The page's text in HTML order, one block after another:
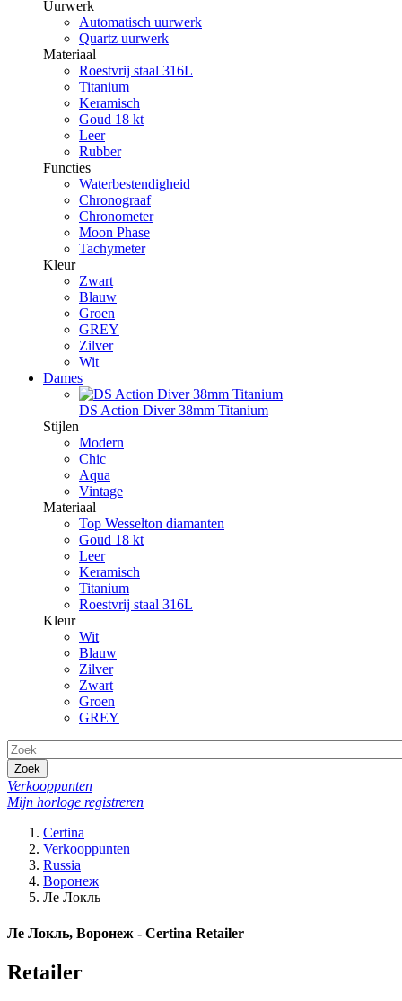
Uurwerk
Automatisch uurwerk
Quartz uurwerk
Materiaal
Roestvrij staal 316L
Titanium
Keramisch
Goud 18 kt
Leer
Rubber
Functies
Waterbestendigheid
Chronograaf
Chronometer
Moon Phase
Tachymeter
Kleur
Zwart
Blauw
Groen
GREY
Zilver
Wit
Dames
DS Action Diver 38mm Titanium
Stijlen
Modern
Chic
Aqua
Vintage
Materiaal
Top Wesselton diamanten
Goud 18 kt
Leer
Keramisch
Titanium
Roestvrij staal 316L
Kleur
Wit
Blauw
Zilver
Zwart
Groen
GREY
Zoek
Verkooppunten
Mijn horloge registreren
Certina
Verkooppunten
Russia
Воронеж
Ле Локль
Ле Локль, Воронеж - Certina Retailer
Retailer